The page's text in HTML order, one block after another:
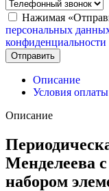
Нажимая
персональных
конфиденциальности
Отправить
Описание
Условия
Описание
Менделеева
набором